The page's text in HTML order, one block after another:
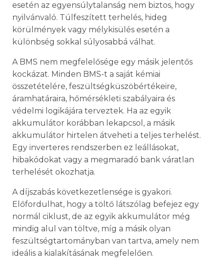
esetén az egyensúlytalanság nem biztos, hogy
nyilvánvaló. Túlfeszített terhelés, hideg
körülmények vagy mélykisülés esetén a
különbség sokkal súlyosabbá válhat.
A BMS nem megfelelősége egy másik jelentős
kockázat. Minden BMS-t a saját kémiai
összetételére, feszültségküszöbértékeire,
áramhatáraira, hőmérsékleti szabályaira és
védelmi logikájára terveztek. Ha az egyik
akkumulátor korábban lekapcsol, a másik
akkumulátor hirtelen átveheti a teljes terhelést.
Egy inverteres rendszerben ez leállásokat,
hibakódokat vagy a megmaradó bank váratlan
terhelését okozhatja.
A díjszabás következetlensége is gyakori.
Előfordulhat, hogy a töltő látszólag befejez egy
normál ciklust, de az egyik akkumulátor még
mindig alul van töltve, míg a másik olyan
feszültségtartományban van tartva, amely nem
ideális a kialakításának megfelelően.